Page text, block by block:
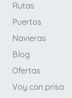
Rutas
Puertos
Navieras
Blog
Ofertas
Voy con prisa